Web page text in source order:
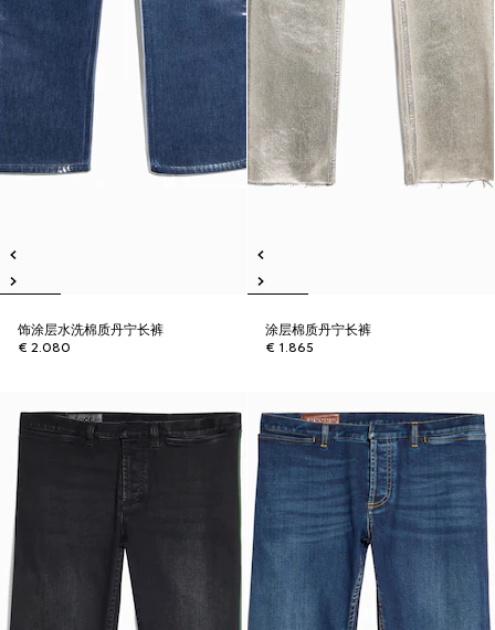
饰涂层水洗棉质丹宁长裤
€ 2.080
涂层棉质丹宁长裤
€ 1.865